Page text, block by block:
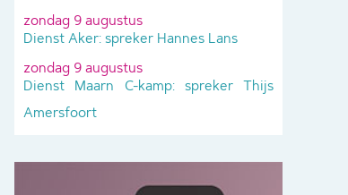
zondag 9 augustus
Dienst Aker: spreker Hannes Lans
zondag 9 augustus
Dienst Maarn C-kamp: spreker Thijs
Amersfoort